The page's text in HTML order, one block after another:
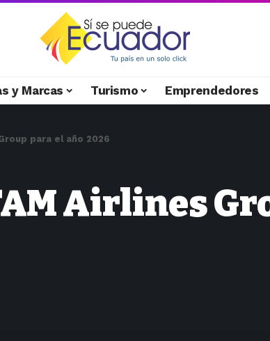
y Marcas Turismo Emprendedores
para el año 2026
Airlines